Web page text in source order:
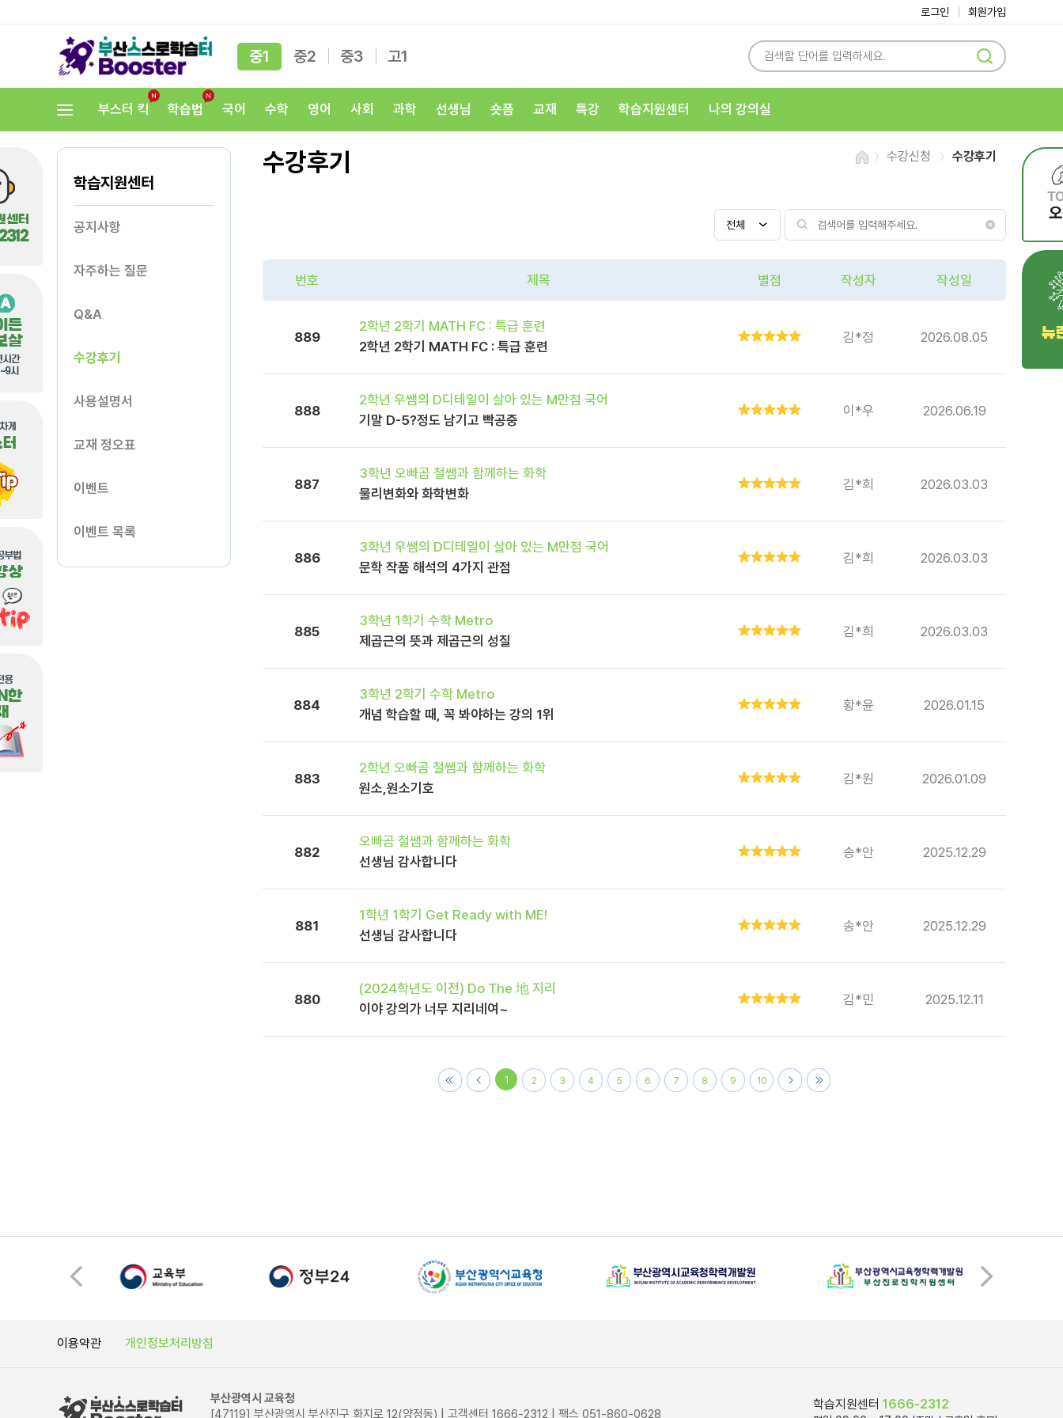
로그인 회원가입
중1 중2 중3 고1
부스터 킥 학습법 국어 수학 영어 사회 과학 선생님 숏폼 교재 특강 학습지원센터 나의 강의실
학습지원센터
공지사항
자주하는 질문
Q&A
수강후기
사용설명서
교재 정오표
이벤트
이벤트 목록
수강후기 수강신청 수강후기
번호 제목 별점 작성자 작성일
889
2학년 2학기 MATH FC : 특급 훈련
2학년 2학기 MATH FC : 특급 훈련
김*정 2026.08.05
888
2학년 우쌤의 D디테일이 살아 있는 M만점 국어
기말 D-5?정도 남기고 빡공중
이*우 2026.06.19
887
3학년 오빠곰 철쌤과 함께하는 화학
물리변화와 화학변화
김*희 2026.03.03
886
3학년 우쌤의 D디테일이 살아 있는 M만점 국어
문학 작품 해석의 4가지 관점
김*희 2026.03.03
885
3학년 1학기 수학 Metro
제곱근의 뜻과 제곱근의 성질
김*희 2026.03.03
884
3학년 2학기 수학 Metro
개념 학습할 때, 꼭 봐야하는 강의 1위
황*윤 2026.01.15
883
2학년 오빠곰 철쌤과 함께하는 화학
원소,원소기호
김*원 2026.01.09
882
오빠곰 철쌤과 함께하는 화학
선생님 감사합니다
송*안 2025.12.29
881
1학년 1학기 Get Ready with ME!
선생님 감사합니다
송*안 2025.12.29
880
(2024학년도 이전) Do The 地 지리
이야 강의가 너무 지리네여~
김*민 2025.12.11
1 2 3 4 5 6 7 8 9 10
이용약관 개인정보처리방침
부산광역시 교육청
[47119] 부산광역시 부산진구 화지로 12(양정동) | 고객센터 1666-2312 | 팩스 051-860-0628
학습지원센터 1666-2312